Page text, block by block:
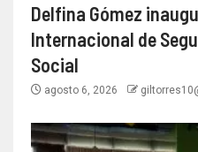
Delfina Gómez
Internacional de
Social
agosto 6, 2026